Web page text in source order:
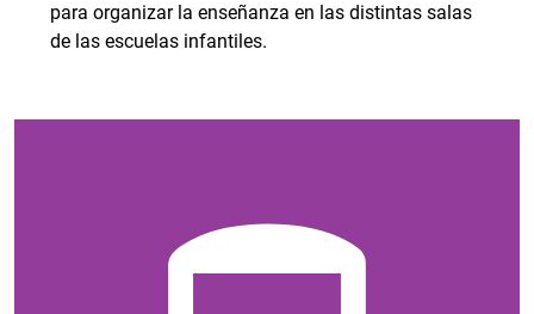
para organizar la enseñanza en las distintas salas
de las escuelas infantiles.